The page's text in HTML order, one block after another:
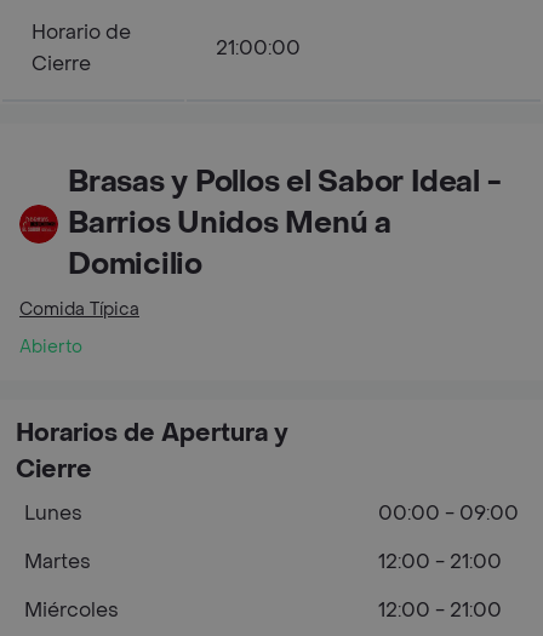
Horario de
Cierre
21:00:00
Brasas y Pollos el Sabor Ideal -
Barrios Unidos Menú a
Domicilio
Comida Típica
Abierto
Horarios de Apertura y
Cierre
Lunes
00:00 - 09:00
Martes
12:00 - 21:00
Miércoles
12:00 - 21:00